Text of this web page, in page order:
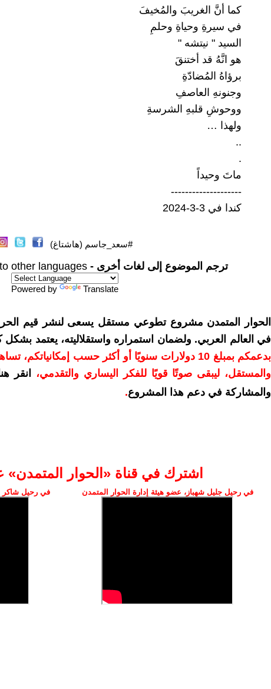
كما أنَّ الغريبَ والمُخيفَ
في سيرةِ وحياةِ وحلمِ
السيد " نيتشه "
هو انَّهُ قد أختنقَ
برؤاهُ المُضادّةِ
وجنونهِ العاصفِ
ووحوشِ قلبهِ الشرسةِ
ولهذا …
..
.
ماتَ وحيداً
--------------------
كندا في 3-3-2024
#سعد_جاسم (هاشتاغ)
ترجم الموضوع إلى لغات أخرى - other languages
Powered by Translate
الحوار المتمدن مشروع تطوعي مستقل يسعى لنشر قيم الحرية،
في العالم العربي. ولضمان استمراره واستقلاليته، يعتمد
بدعمكم بمبلغ 10 دولارات سنويًا أو أكثر حسب
والمستقل، ليبقى صوتًا قويًا للفكر اليساري والتقدمي،
انقر
والمشاركة في دعم هذا المشروع.
اشترك في قناة ‫«الحوار المتمدن»
في رحيل جليل شهباز، عضو هيئة إدارة الحوار المتمدن في رحيل شاكر